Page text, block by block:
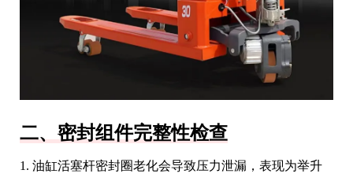
二、密封组件完整性检查
1. 油缸活塞杆密封圈老化会导致压力泄漏，表现为举升